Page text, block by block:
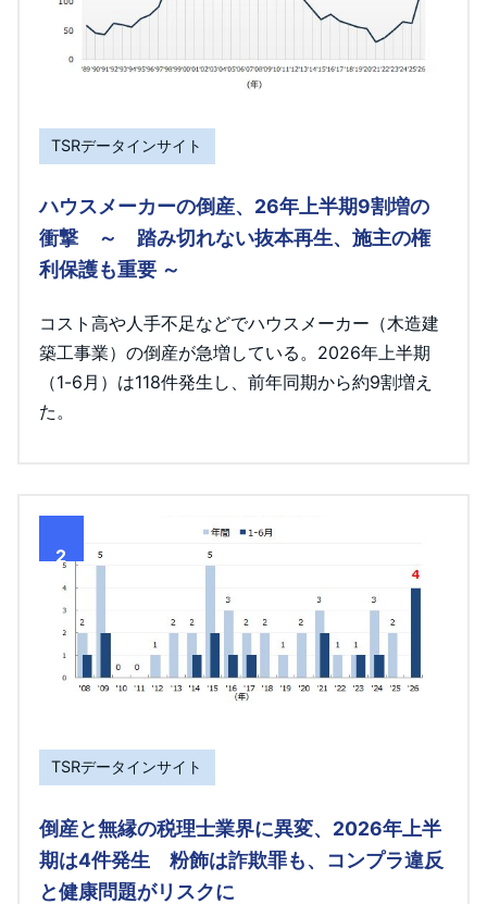
TSRデータインサイト
ハウスメーカーの倒産、26年上半期9割増の
衝撃 ～ 踏み切れない抜本再生、施主の権
利保護も重要 ～
コスト高や人手不足などでハウスメーカー（木造建
築工事業）の倒産が急増している。2026年上半期
（1-6月）は118件発生し、前年同期から約9割増え
た。
2
TSRデータインサイト
倒産と無縁の税理士業界に異変、2026年上半
期は4件発生 粉飾は詐欺罪も、コンプラ違反
と健康問題がリスクに